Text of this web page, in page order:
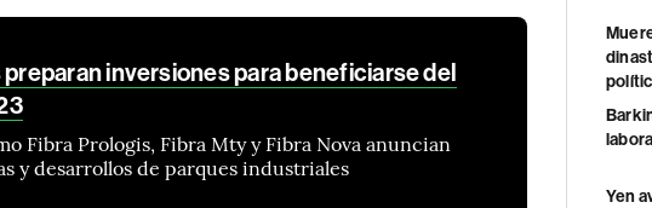
inversiones para beneficiarse del
Fibra Prologis, Fibra Mty y Fibra Nova anuncian
y desarrollos de parques industriales
Yen